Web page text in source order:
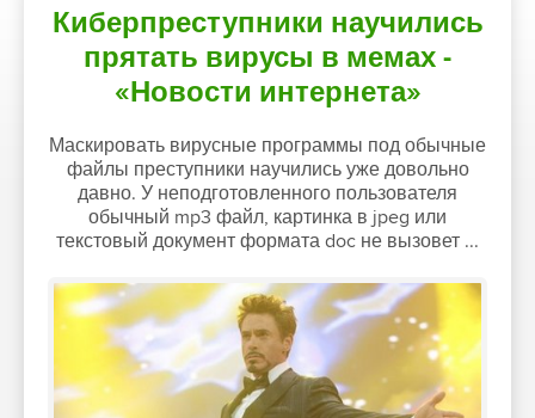
Киберпреступники научились
прятать вирусы в мемах -
«Новости интернета»
Маскировать вирусные программы под обычные
файлы преступники научились уже довольно
давно. У неподготовленного пользователя
обычный mp3 файл, картинка в jpeg или
текстовый документ формата doc не вызовет ...